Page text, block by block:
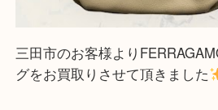
公開日:2024/05/09 最終更新日:2025/07/14
ー ）
全て ブランド フェラガモ 灘区